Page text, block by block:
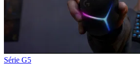
Série G5